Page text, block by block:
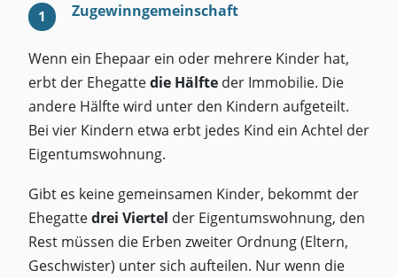
Zugewinngemeinschaft
Wenn ein Ehepaar ein oder mehrere Kinder hat,
erbt der Ehegattedie Hälfteder Immobilie. Die
andere Hälfte wird unter den Kindern aufgeteilt.
Bei vier Kindern etwa erbt jedes Kind ein Achtel der
Eigentumswohnung.
Gibt es keine gemeinsamen Kinder, bekommt der
Ehegattedrei Viertel der Eigentumswohnung, den
Rest müssen die Erben zweiter Ordnung (Eltern,
Geschwister) unter sich aufteilen. Nur wenn die